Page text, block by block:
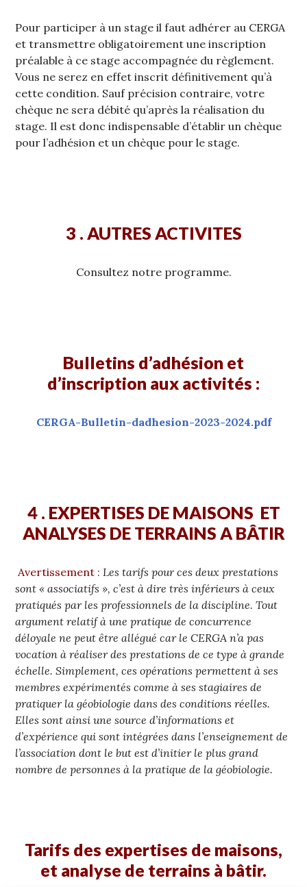
Pour participer à un stage il faut adhérer au CERGA
et transmettre obligatoirement une inscription
préalable à ce stage accompagnée du règlement.
Vous ne serez en effet inscrit définitivement qu’à
cette condition. Sauf précision contraire, votre
chèque ne sera débité qu’après la réalisation du
stage. Il est donc indispensable d’établir un chèque
pour l’adhésion et un chèque pour le stage.
3 . AUTRES ACTIVITES
Consultez notre programme.
Bulletins d’adhésion et
d’inscription aux activités :
CERGA-Bulletin-dadhesion-2023-2024.pdf
4 . EXPERTISES DE MAISONS ET
ANALYSES DE TERRAINS A BÂTIR
Avertissement : Les tarifs pour ces deux prestations
sont « associatifs », c’est à dire très inférieurs à ceux
pratiqués par les professionnels de la discipline. Tout
argument relatif à une pratique de concurrence
déloyale ne peut être allégué car le CERGA n’a pas
vocation à réaliser des prestations de ce type à grande
échelle. Simplement, ces opérations permettent à ses
membres expérimentés comme à ses stagiaires de
pratiquer la géobiologie dans des conditions réelles.
Elles sont ainsi une source d’informations et
d’expérience qui sont intégrées dans l’enseignement de
l’association dont le but est d’initier le plus grand
nombre de personnes à la pratique de la géobiologie.
Tarifs des expertises de maisons,
et analyse de terrains à bâtir.